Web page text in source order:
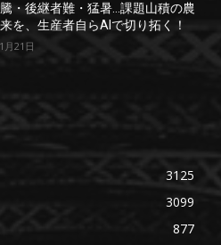
・後継者難・猛暑…課題山積の農
を、生産者自らAIで切り拓く！
月21日
3125
3099
877